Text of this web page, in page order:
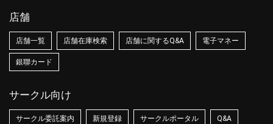
店舗
店舗一覧 店舗在庫検索 店舗に関するQ&A 電子マネー
銀聯カード
サークル向け
サークル委託案内 新規登録 サークルポータル Q&A